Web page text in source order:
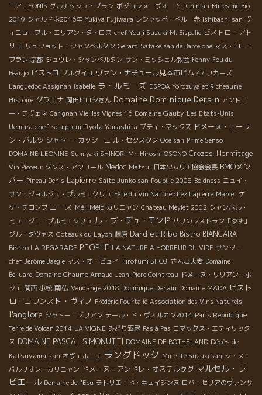
ニア LEONIS グルナッシュ・ブラン ボジョレヌーヴォー St Chinian Millésime Bio
2019 シャルドネ2016年 Yukiya Fujiwara レシャッペ・ベル 赤 Ishibashi san ヴ
ィニョーブル・エリアン・ダ・ロス chef Youji Suzuki M. Bispalie ビストロ・アト
リエ リュショット・シャンベルタン Gerard Satake san de Barcelone マス・ロー・
ブラン 京都 ジュヴレ・シャンべルタン サン・ミッシェル教会 Kenny Fou du
Beaujo ビストロ ブルグイユ ヴァン・ナチュール見本市ビム 47 リカーズ
Languedoc Assignan Isabelle ラ・ルミーズ ESPOA Yorozuya et Richeaume
Histoire グラエナ 岡田ヒロシさん Domaine Dominique Derain アントニ
ー・テヴェネ Carignan Vieilles Vignes 16 Domaine Gauby Les Etats-Unis
Uemura chef sculpteur Ryota Yamashita プティ・マックス ドメーヌ・ローラ
ン・バルツ シャトー・カッシーニ ル・セクスタン Ooe san Prime Senso
DOMAINE LEONINE Sumiyaki SHINORI Mr. Hiroshi OSONO Crozes-Hermitage
Vin Picoeur ダンス・アンコール Medoc Matsui 日本ソムリエ協会会長 BMOメン
バー Pineau Denis Lapierre Saito Junko san Poupille 2008 Boldness ニュイ・
サン・ジョルジュ・プルミエクリュ Fête du Vin Nature chez Lapierre Marcel ケ
ケ・デコンブ ニース Méli Mélo カリニャン Château Meylet 2002 シャンボル・
ミュージニ・プルミエクリュ ル・ブ・デュ・モンド パリのレストラン「ゆず」
ジル・ダヴァス Coteaux du Layon 藤原 Dard et Ribo Bistro BIANCARA
Bistro LA REGARADE PEOPLE LA NATURE A HORREUR DU VIDE サンソー
chef Jérôme Jaegle マス・オ・ビュイ Hirofumi SHOJI さんご夫妻 Domaine
Belluard Domaine Chaume Arnaud Jean-Piere Cointreau ドメーヌ・リリアン・ボ
シェ 関西 小松 南仏 Vendange 2018 Dominique Derain Domaine MADA ビスト
ロ・コワンスト・ヴィノ Frédéric Pourtalié Association des Vins Naturels
l'anglore シャトー・ブリアン テール・ド・ヴォルカン2014 Paris République
Terre de Volcan 2014 LA VIGNE みどり酒屋 Pas à Pas コマックス・エティリック
ス DOMAINE PASCAL SIMONUTTI DOMAINE DE BOTHELAND Décès de
Katsuyama san オヴェルニュ ラングドック Minette Suzuki san シ・ヌ・
パルリオン・カリニャン ドメーヌ・アンドレ・オステルタグ マルセル・ラ
ピエール Domaine de l'Ecu ラトリエ・ド・キュイジンヌ ロバ・セリアのヴァンサ